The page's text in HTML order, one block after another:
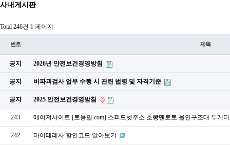
사내게시판
Total 246건 1 페이지
번호 제목
공지 2026년 안전보건경영방침
공지 비파괴검사 업무 수행 시 관련 법령 및 자격기준
공지 2025 안전보건경영방침
243 메이져사이트 [토용필.com] 스피드벳주소 호빵맨토토 올인구조대 투게
242 마이테레사 할인코드 알아보기